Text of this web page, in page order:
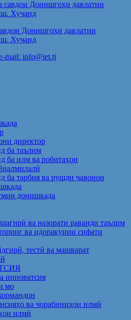
Донишгоҳи давлатии
ш. Хуҷанд
mail: info@iet.tj
директор
ба таълим
ба илм ва робитаҳои
ба тарбия ва рушди ҷавонон
донишкада
ва назорати раванди таълим
ва идоракунии сифати
тестӣ ва машварат
инноватсия
мо
ва чорабиниҳои илмӣ
илмӣ